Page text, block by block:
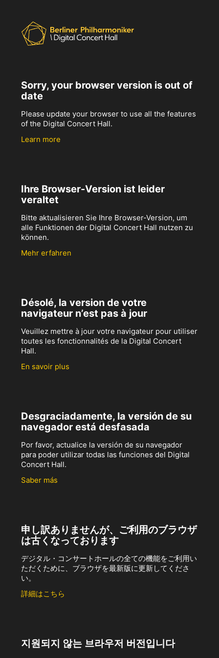
Sorry, your browser version is out of
date
Please update your browser to use all the features
of the Digital Concert Hall.
Learn more
Ihre Browser-Version ist leider
veraltet
Bitte aktualisieren Sie Ihre Browser-Version, um
alle Funktionen der Digital Concert Hall nutzen zu
können.
Mehr erfahren
Désolé, la version de votre
navigateur n’est pas à jour
Veuillez mettre à jour votre navigateur pour utiliser
toutes les fonctionnalités de la Digital Concert
Hall.
En savoir plus
Desgraciadamente, la versión de su
navegador está desfasada
Por favor, actualice la versión de su navegador
para poder utilizar todas las funciones del Digital
Concert Hall.
Saber más
申し訳ありませんが、ご利用のブラウザ
は古くなっております
デジタル・コンサートホールの全ての機能をご利用い
ただくために、ブラウザを最新版に更新してくださ
い。
詳細はこちら
지원되지 않는 브라우저 버전입니다